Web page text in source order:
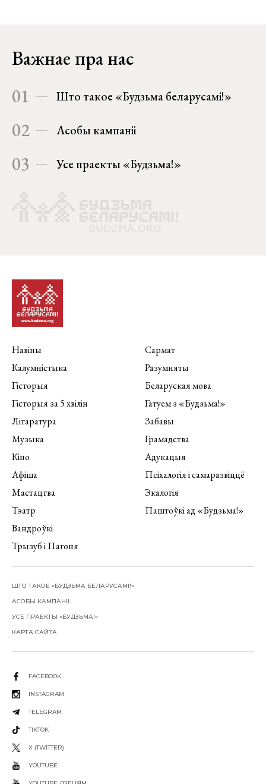
Важнае пра нас
01 Што такое «Будзьма беларусамі!»
02 Асобы кампаніі
03 Усе праекты «Будзьма!»
Навіны
Калумністыка
Гісторыя
Гісторыя за 5 хвілін
Літаратура
Музыка
Кіно
Афіша
Мастацтва
Тэатр
Вандроўкі
Трызуб і Пагоня
Сармат
Разумняты
Беларуская мова
Гатуем з «Будзьма!»
Забавы
Грамадства
Адукацыя
Псіхалогія і самаразвіццё
Экалогія
Паштоўкі ад «Будзьма!»
ШТО ТАКОЕ «БУДЗЬМА БЕЛАРУСАМІ!»
АСОБЫ КАМПАНІІ
УСЕ ПРАЕКТЫ «БУДЗЬМА!»
КАРТА САЙТА
FACEBOOK
INSTAGRAM
TELEGRAM
TIKTOK
X (TWITTER)
YOUTUBE